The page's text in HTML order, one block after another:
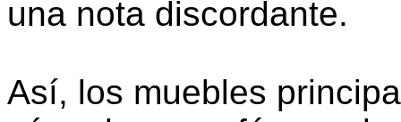
una nota discordante.
Así, los muebles